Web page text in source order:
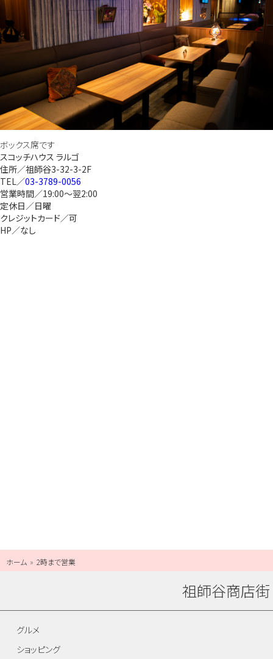
ボックス席です
スコッチハウス ラルゴ
住所／祖師谷3-32-3-2F
TEL／03-3789-0056
営業時間／19:00～翌2:00
定休日／日曜
クレジットカード／可
HP／なし
ホーム 2時まで営業
祖師谷商店街
グルメ
ショッピング